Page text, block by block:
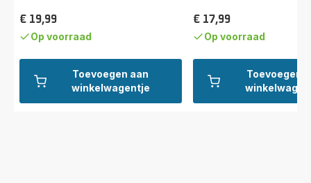
Toevoegen aan
winkelwagentje
Prijs
€ 19,99
Op voorraad
Toevoegen
Prijs
€ 17,99
Op voorraad